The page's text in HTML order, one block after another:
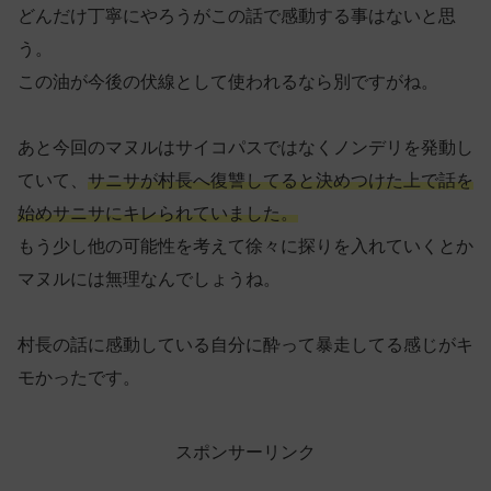
どんだけ丁寧にやろうがこの話で感動する事はないと思
う。
この油が今後の伏線として使われるなら別ですがね。
あと今回のマヌルはサイコパスではなくノンデリを発動し
ていて、 サニサが村長へ復讐してると決めつけた上で話を
始めサニサにキレられていました。
もう少し他の可能性を考えて徐々に探りを入れていくとか
マヌルには無理なんでしょうね。
村長の話に感動している自分に酔って暴走してる感じがキ
モかったです。
スポンサーリンク